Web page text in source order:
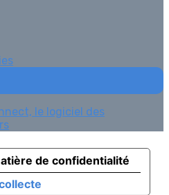
le logiciel des
de confidentialité